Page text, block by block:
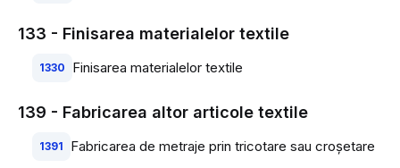
133 - Finisarea materialelor textile
1330 Finisarea materialelor textile
139 - Fabricarea altor articole textile
1391 Fabricarea de metraje prin tricotare sau croşetare